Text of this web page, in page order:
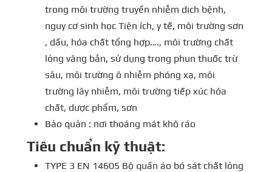
trong môi trường truyền nhiễm dịch bệnh,
nguy cơ sinh học Tiện ích, y tế, môi trường sơn
, dầu, hóa chất tổng hợp…., môi trường chất
lỏng văng bắn, sử dụng trong phun thuốc trừ
sâu, môi trường ô nhiễm phóng xạ, môi
trường lây nhiễm, môi trường tiếp xúc hóa
chất, dược phẩm, sơn
Bảo quản : nơi thoáng mát khô ráo
Tiêu chuẩn kỹ thuật:
TYPE 3 EN 14605 Bộ quần áo bó sát chất lỏng